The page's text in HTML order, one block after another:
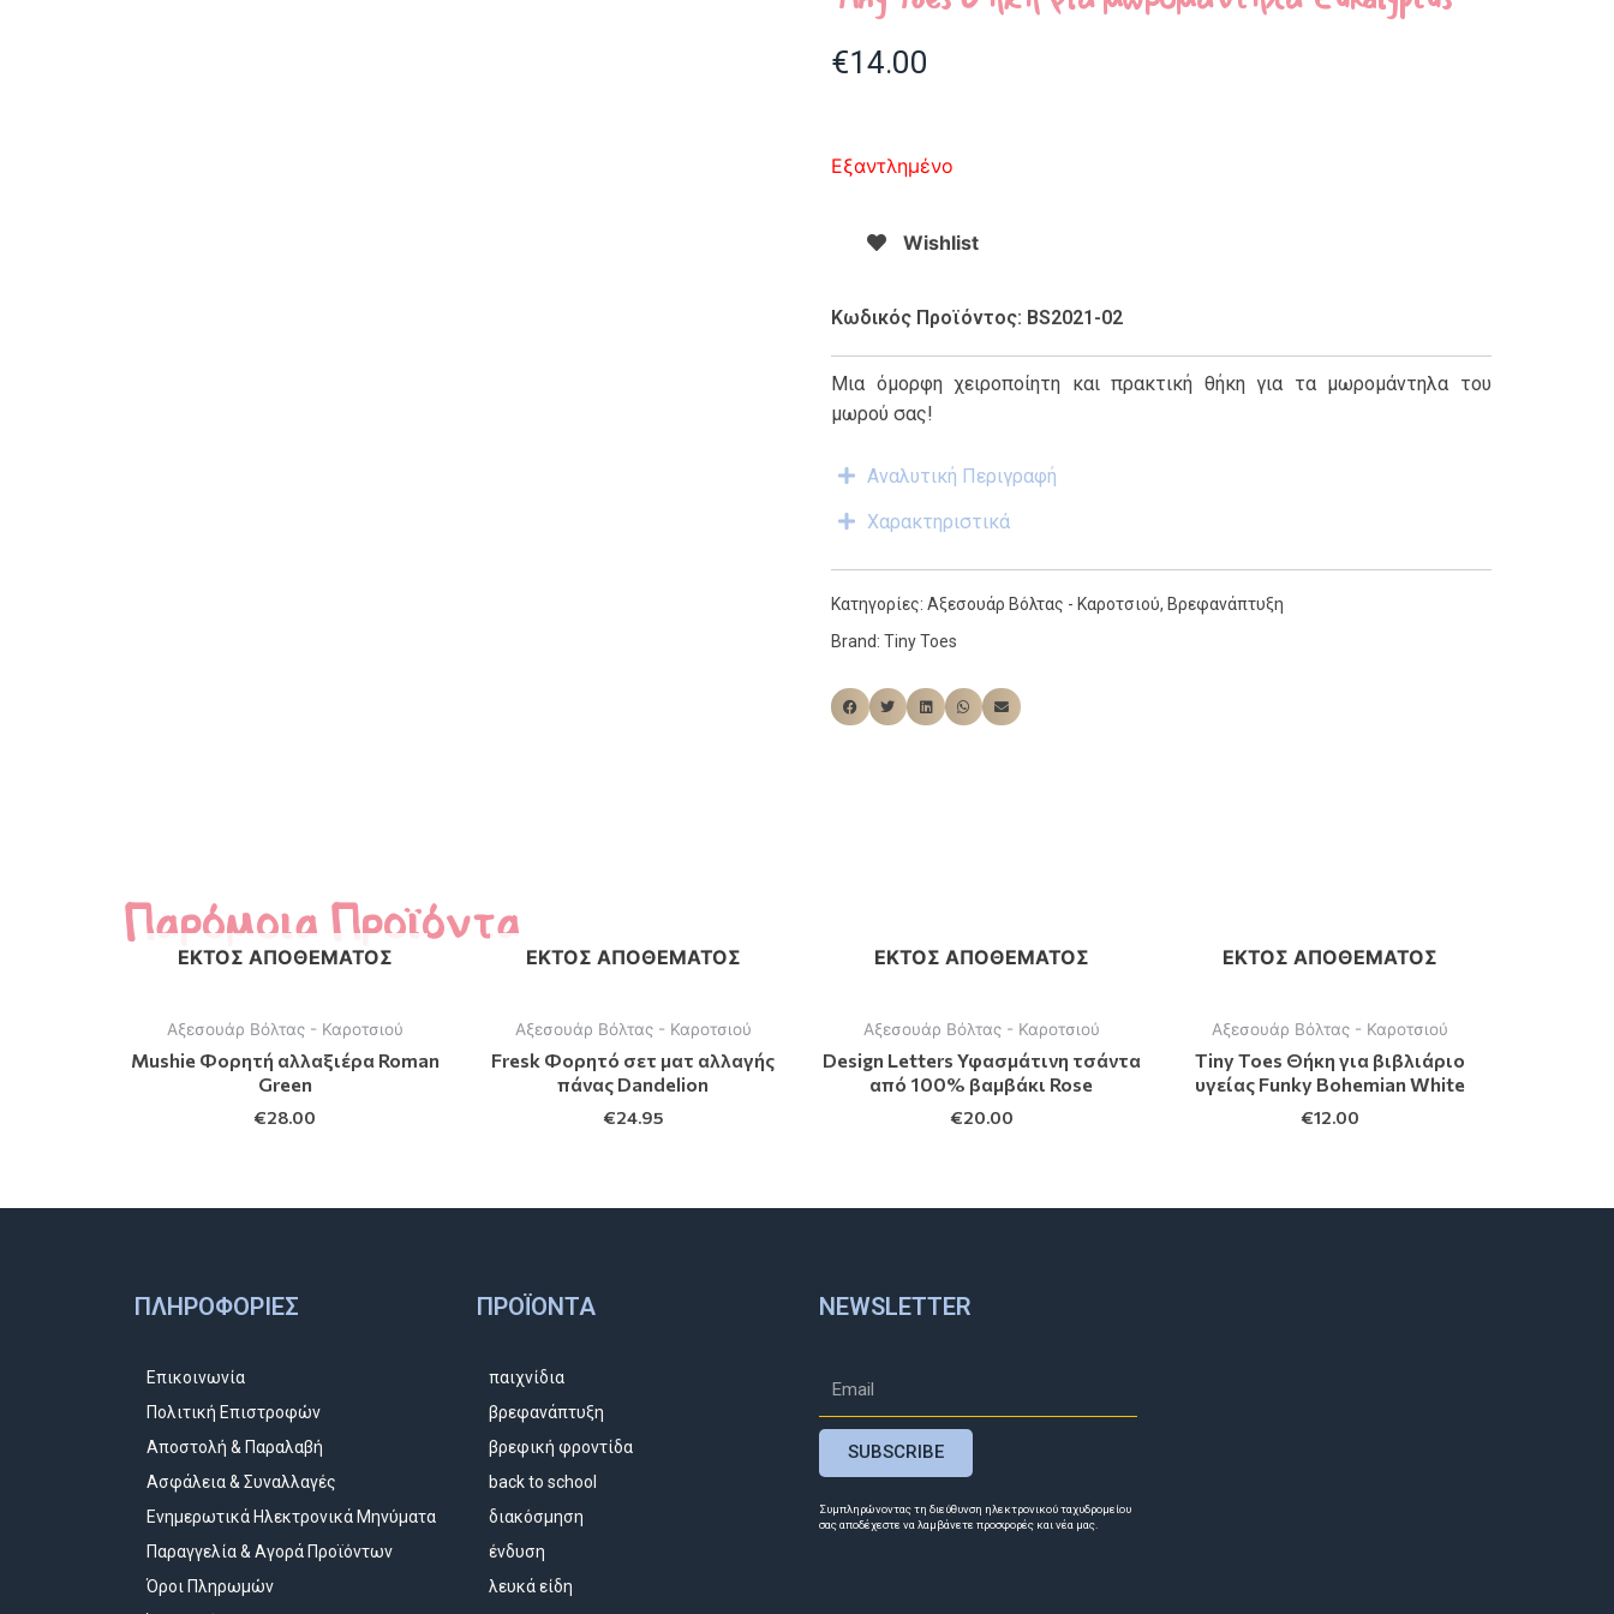
€14.00
Εξαντλημένο
Wishlist
Κωδικός Προϊόντος: BS2021-02
Μια όμορφη χειροποίητη και πρακτική θήκη για τα μωρομάντηλα του
μωρού σας!
Αναλυτική Περιγραφή
Χαρακτηριστικά
Κατηγορίες: Αξεσουάρ Βόλτας - Καροτσιού, Βρεφανάπτυξη
Brand: Tiny Toes
Παρόμοια Προϊόντα
ΕΚΤΌΣ ΑΠΟΘΈΜΑΤΟΣ
Αξεσουάρ Βόλτας - Καροτσιού
Mushie Φορητή αλλαξιέρα Roman
Green
€28.00
ΕΚΤΌΣ ΑΠΟΘΈΜΑΤΟΣ
Αξεσουάρ Βόλτας - Καροτσιού
Fresk Φορητό σετ ματ αλλαγής
πάνας Dandelion
€24.95
ΕΚΤΌΣ ΑΠΟΘΈΜΑΤΟΣ
Αξεσουάρ Βόλτας - Καροτσιού
Design Letters Υφασμάτινη τσάντα
από 100% βαμβάκι Rose
€20.00
ΕΚΤΌΣ ΑΠΟΘΈΜΑΤΟΣ
Αξεσουάρ Βόλτας - Καροτσιού
Tiny Toes Θήκη για βιβλιάριο
υγείας Funky Bohemian White
€12.00
ΠΛΗΡΟΦΟΡΊΕΣ
Επικοινωνία
Πολιτική Επιστροφών
Αποστολή & Παραλαβή
Ασφάλεια & Συναλλαγές
Ενημερωτικά Ηλεκτρονικά Μηνύματα
Παραγγελία & Αγορά Προϊόντων
Όροι Πληρωμών
ΠΡΟΪΌΝΤΑ
παιχνίδια
βρεφανάπτυξη
βρεφική φροντίδα
back to school
διακόσμηση
ένδυση
λευκά είδη
NEWSLETTER
SUBSCRIBE
Συμπληρώνοντας τη διεύθυνση ηλεκτρονικού ταχυδρομείου
σας αποδέχεστε να λαμβάνετε προσφορές και νέα μας.